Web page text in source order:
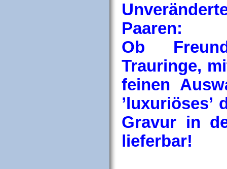
Paaren:
Ob
Trauringe,
feinen
Gravur in
lieferbar!